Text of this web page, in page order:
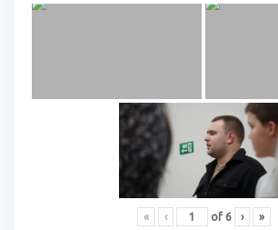
« ‹ of 6 › »